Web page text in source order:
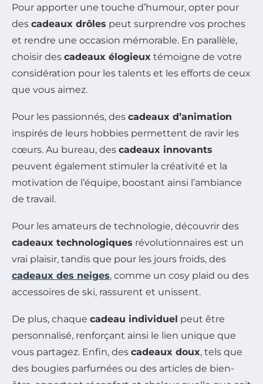
Pour apporter une touche d’humour, opter pour
des cadeaux drôles peut surprendre vos proches
et rendre une occasion mémorable. En parallèle,
choisir des cadeaux élogieux témoigne de votre
considération pour les talents et les efforts de ceux
que vous aimez.
Pour les passionnés, des cadeaux d’animation
inspirés de leurs hobbies permettent de ravir les
cœurs. Au bureau, des cadeaux innovants
peuvent également stimuler la créativité et la
motivation de l’équipe, boostant ainsi l’ambiance
de travail.
Pour les amateurs de technologie, découvrir des
cadeaux technologiques révolutionnaires est un
vrai plaisir, tandis que pour les jours froids, des
cadeaux des neiges, comme un cosy plaid ou des
accessoires de ski, rassurent et unissent.
De plus, chaque cadeau individuel peut être
personnalisé, renforçant ainsi le lien unique que
vous partagez. Enfin, des cadeaux doux, tels que
des bougies parfumées ou des articles de bien-